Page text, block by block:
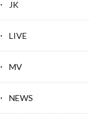
JK
LIVE
MV
NEWS